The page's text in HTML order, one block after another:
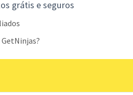
grátis e seguros